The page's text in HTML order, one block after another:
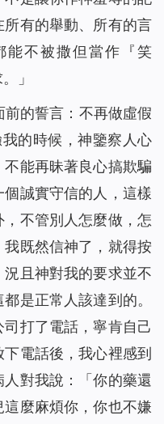
有的舉動、所有的言
能不被撒但當作『笑
」
的誓言：不再做虛假
的時候，神鑒察人心
能再昧著良心搞欺騙
誠實守信的人，這樣
不管別人怎麼做，怎
既然信神了，就得按
且神對我的要求並不
是正常人該達到的。
打了電話，寧肯自己
電話後，我心裡感到
對我說：「你的藥還
麼麻煩你，你也不嫌